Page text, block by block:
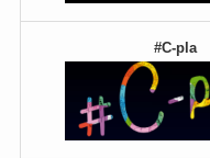
#C-pla